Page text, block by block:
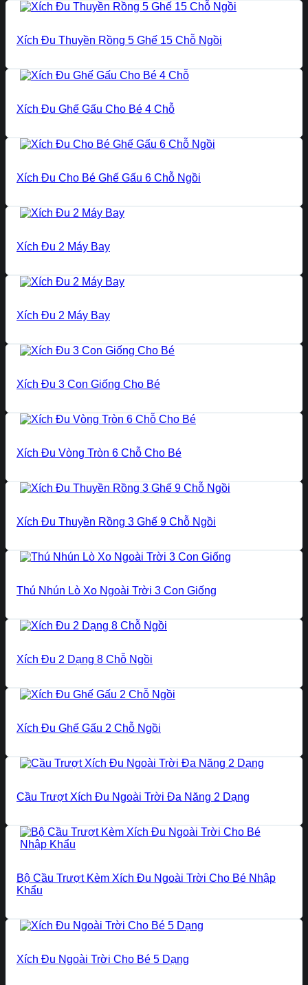
Xích Đu Thuyền Rồng 5 Ghế 15 Chỗ Ngồi
Xích Đu Ghế Gấu Cho Bé 4 Chỗ
Xích Đu Cho Bé Ghế Gấu 6 Chỗ Ngồi
Xích Đu 2 Máy Bay
Xích Đu 2 Máy Bay
Xích Đu 3 Con Giống Cho Bé
Xích Đu Vòng Tròn 6 Chỗ Cho Bé
Xích Đu Thuyền Rồng 3 Ghế 9 Chỗ Ngồi
Thú Nhún Lò Xo Ngoài Trời 3 Con Giống
Xích Đu 2 Dạng 8 Chỗ Ngồi
Xích Đu Ghế Gấu 2 Chỗ Ngồi
Cầu Trượt Xích Đu Ngoài Trời Đa Năng 2 Dạng
Bộ Cầu Trượt Kèm Xích Đu Ngoài Trời Cho Bé Nhập
Khẩu
Xích Đu Ngoài Trời Cho Bé 5 Dạng